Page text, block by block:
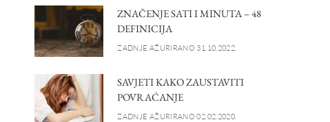
ZNAČENJE SATI I MINUTA – 48
DEFINICIJA
ZADNJE AŽURIRANO 31.10.2022.
SAVJETI KAKO ZAUSTAVITI
POVRAĆANJE
ZADNJE AŽURIRANO 02.02.2020.